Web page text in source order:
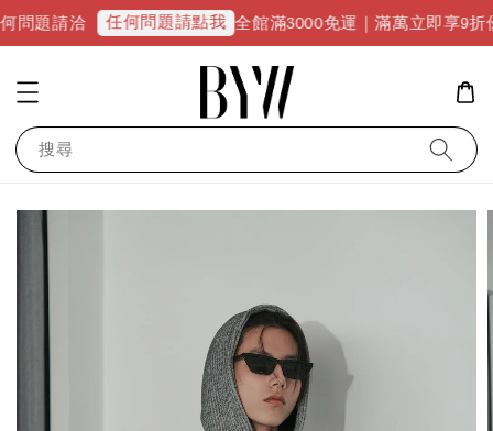
洽 任何問題請點我 全館滿3000免運｜滿萬立即享9折優惠並
搜尋